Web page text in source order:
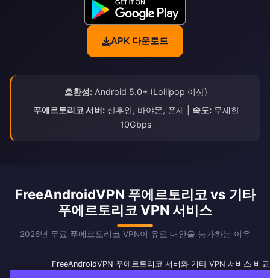
APK 다운로드
호환성: Android 5.0+ (Lollipop 이상)
푸에르토리코 서버:산후안, 바야몬, 폰세 | 속도:무제한
10Gbps
FreeAndroidVPN 푸에르토리코 vs 기타
푸에르토리코 VPN 서비스
2026년 무료 푸에르토리코 VPN이 유료 대안을 능가하는 이유
FreeAndroidVPN 푸에르토리코 서버와 기타 VPN 서비스 비교